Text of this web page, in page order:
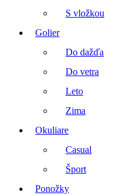
S vložkou
Golier
Do dažďa
Do vetra
Leto
Zima
Okuliare
Casual
Šport
Ponožky